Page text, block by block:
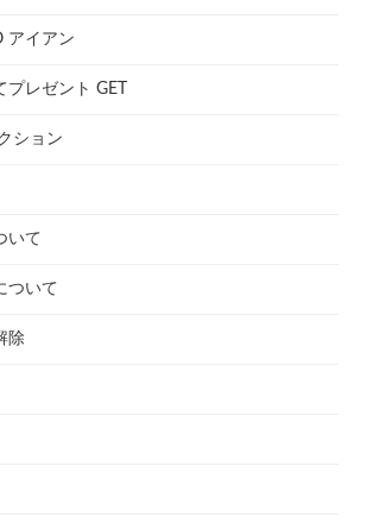
アイアン
レゼント GET
ション
いて
ついて
除